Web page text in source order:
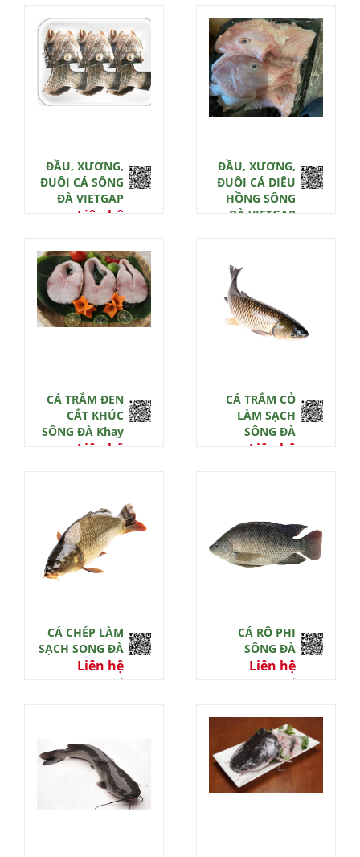
ĐẦU, XƯƠNG,
ĐUÔI CÁ SÔNG
ĐÀ VIETGAP
Liên hệ
ĐẦU, XƯƠNG,
ĐUÔI CÁ DIÊU
HỒNG SÔNG
ĐÀ VIETGAP
CÁ TRẮM ĐEN
CẮT KHÚC
SÔNG ĐÀ Khay
Liên hệ
CÁ TRẮM CỎ
LÀM SẠCH
SÔNG ĐÀ
Liên hệ
CÁ CHÉP LÀM
SẠCH SONG ĐÀ
Liên hệ
0 đ
CÁ RÔ PHI
SÔNG ĐÀ
Liên hệ
0 đ